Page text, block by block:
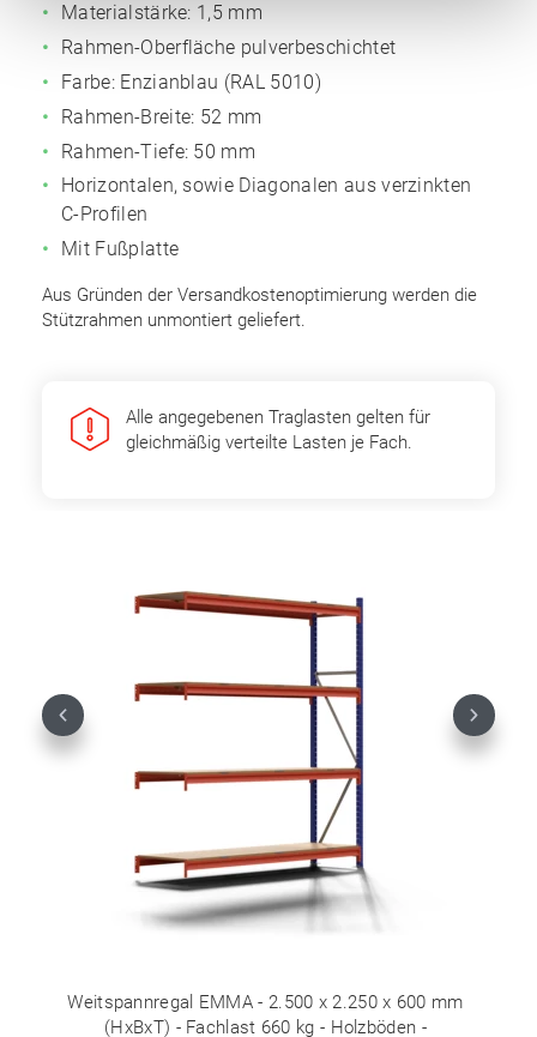
Materialstärke: 1,5 mm
Rahmen-Oberfläche pulverbeschichtet
Farbe: Enzianblau (RAL 5010)
Rahmen-Breite: 52 mm
Rahmen-Tiefe: 50 mm
Horizontalen, sowie Diagonalen aus verzinkten
C-Profilen
Mit Fußplatte
Aus Gründen der Versandkostenoptimierung werden die
Stützrahmen unmontiert geliefert.
Alle angegebenen Traglasten gelten für
gleichmäßig verteilte Lasten je Fach.
Weitspannregal EMMA - 2.500 x 2.250 x 600 mm
(HxBxT) - Fachlast 660 kg - Holzböden -
Previous Next